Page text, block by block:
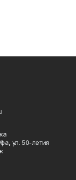
ул. 50-летия